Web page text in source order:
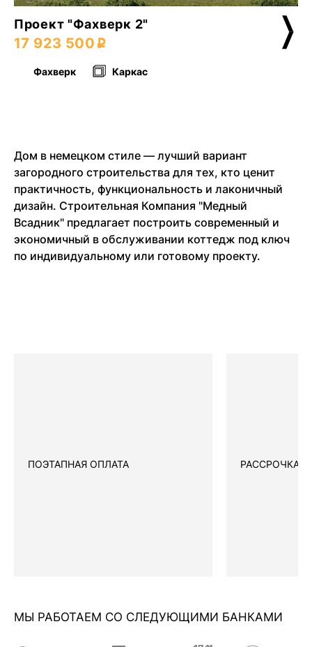
Проект "Фахверк 2"
17 923 500
Фахверк Каркас
Дом в немецком стиле — лучший вариант
загородного строительства для тех, кто ценит
практичность, функциональность и лаконичный
дизайн. Строительная Компания "Медный
Всадник" предлагает построить современный и
экономичный в обслуживании коттедж под ключ
по индивидуальному или готовому проекту.
ПОЭТАПНАЯ ОПЛАТА РАССРОЧКА
МЫ РАБОТАЕМ СО СЛЕДУЮЩИМИ БАНКАМИ